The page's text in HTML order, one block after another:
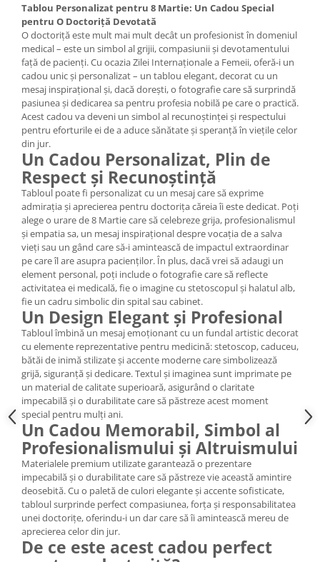
Tablou Personalizat pentru 8 Martie: Un Cadou Special
pentru O Doctoriță Devotată
O doctoriță este mult mai mult decât un profesionist în domeniul
medical – este un simbol al grijii, compasiunii și devotamentului
față de pacienți. Cu ocazia Zilei Internaționale a Femeii, oferă-i un
cadou unic și personalizat – un tablou elegant, decorat cu un
mesaj inspirațional și, dacă dorești, o fotografie care să surprindă
pasiunea și dedicarea sa pentru profesia nobilă pe care o practică.
Acest cadou va deveni un simbol al recunoștinței și respectului
pentru eforturile ei de a aduce sănătate și speranță în viețile celor
din jur.
Un Cadou Personalizat, Plin de
Respect și Recunoștință
Tabloul poate fi personalizat cu un mesaj care să exprime
admirația și aprecierea pentru doctorița căreia îi este dedicat. Poți
alege o urare de 8 Martie care să celebreze grija, profesionalismul
și empatia sa, un mesaj inspirațional despre vocația de a salva
vieți sau un gând care să-i amintească de impactul extraordinar
pe care îl are asupra pacienților. În plus, dacă vrei să adaugi un
element personal, poți include o fotografie care să reflecte
activitatea ei medicală, fie o imagine cu stetoscopul și halatul alb,
fie un cadru simbolic din spital sau cabinet.
Un Design Elegant și Profesional
Tabloul îmbină un mesaj emoționant cu un fundal artistic decorat
cu elemente reprezentative pentru medicină: stetoscop, caduceu,
bătăi de inimă stilizate și accente moderne care simbolizează
grijă, siguranță și dedicare. Textul și imaginea sunt imprimate pe
un material de calitate superioară, asigurând o claritate
impecabilă și o durabilitate care să păstreze acest moment
special pentru mulți ani.
Un Cadou Memorabil, Simbol al
Profesionalismului și Altruismului
Materialele premium utilizate garantează o prezentare
impecabilă și o durabilitate care să păstreze vie această amintire
deosebită. Cu o paletă de culori elegante și accente sofisticate,
tabloul surprinde perfect compasiunea, forța și responsabilitatea
unei doctorițe, oferindu-i un dar care să îi amintească mereu de
aprecierea celor din jur.
De ce este acest cadou perfect